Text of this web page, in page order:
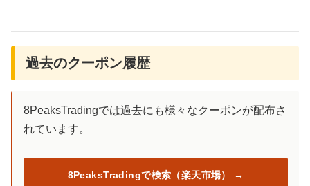
過去のクーポン履歴
8PeaksTradingでは過去にも様々なクーポンが配布さ
れています。
8PeaksTradingで検索（楽天市場）